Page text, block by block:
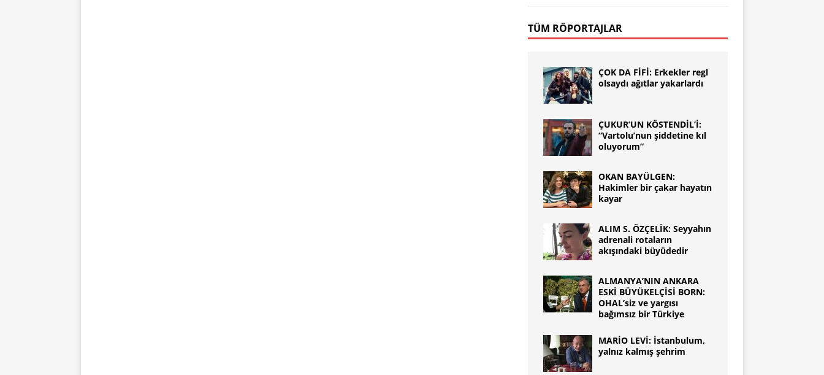
TÜM RÖPORTAJLAR
ÇOK DA FİFİ: Erkekler regl
olsaydı ağıtlar yakarlardı
ÇUKUR’UN KÖSTENDİL’İ:
“Vartolu’nun şiddetine kıl
oluyorum”
OKAN BAYÜLGEN:
Hakimler bir çakar hayatın
kayar
ALIM S. ÖZÇELİK: Seyyahın
adrenali rotaların
akışındaki büyüdedir
ALMANYA’NIN ANKARA
ESKİ BÜYÜKELÇİSİ BORN:
OHAL’siz ve yargısı
bağımsız bir Türkiye
MARİO LEVİ: İstanbulum,
yalnız kalmış şehrim